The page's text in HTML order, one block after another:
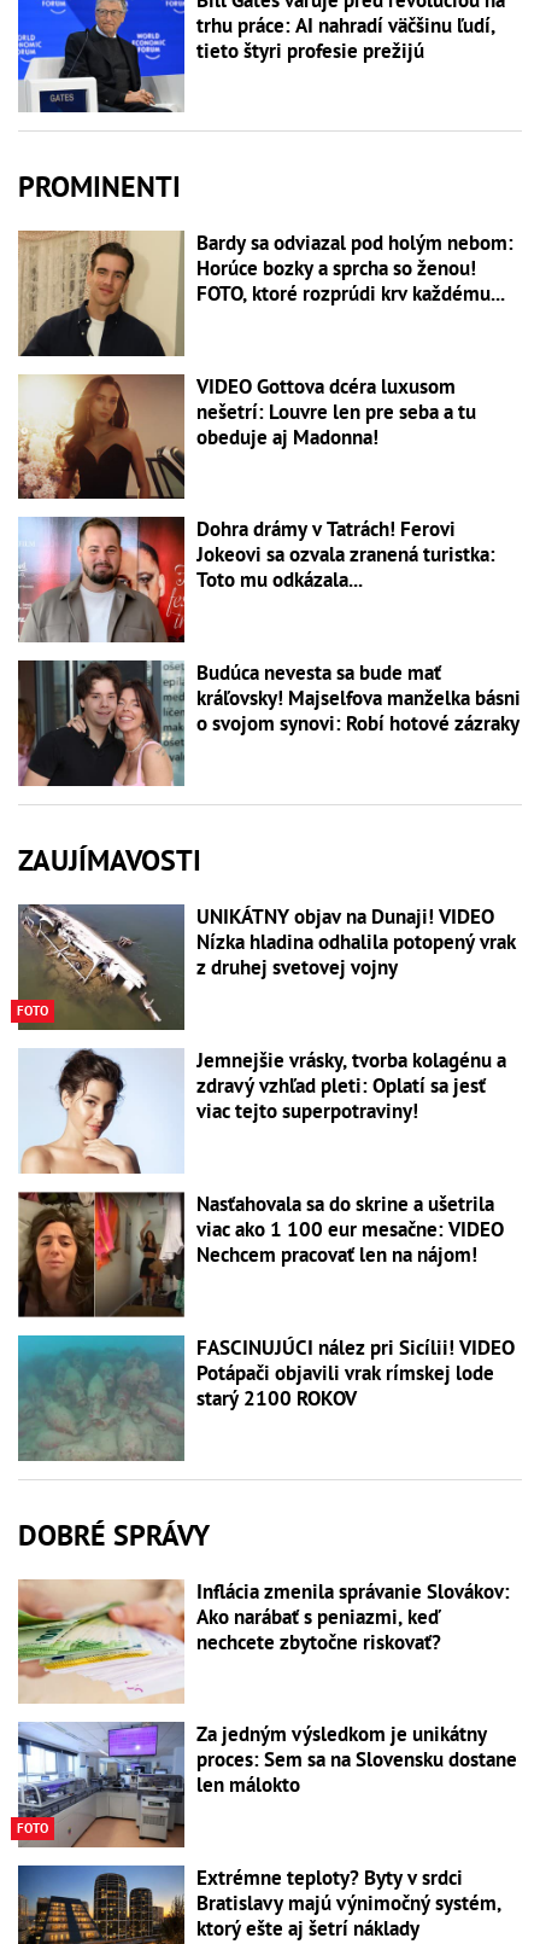
trhu práce: AI nahradí väčšinu ľudí,
tieto štyri profesie prežijú
PROMINENTI
Bardy sa odviazal pod holým nebom:
Horúce bozky a sprcha so ženou!
FOTO, ktoré rozprúdi krv každému...
VIDEO Gottova dcéra luxusom
nešetrí: Louvre len pre seba a tu
obeduje aj Madonna!
Dohra drámy v Tatrách! Ferovi
Jokeovi sa ozvala zranená turistka:
Toto mu odkázala...
Budúca nevesta sa bude mať
kráľovsky! Majselfova manželka básni
o svojom synovi: Robí hotové zázraky
ZAUJÍMAVOSTI
FOTO
UNIKÁTNY objav na Dunaji! VIDEO
Nízka hladina odhalila potopený vrak
z druhej svetovej vojny
Jemnejšie vrásky, tvorba kolagénu a
zdravý vzhľad pleti: Oplatí sa jesť
viac tejto superpotraviny!
Nasťahovala sa do skrine a ušetrila
viac ako 1 100 eur mesačne: VIDEO
Nechcem pracovať len na nájom!
FASCINUJÚCI nález pri Sicílii! VIDEO
Potápači objavili vrak rímskej lode
starý 2100 ROKOV
DOBRÉ SPRÁVY
Inflácia zmenila správanie Slovákov:
Ako narábať s peniazmi, keď
nechcete zbytočne riskovať?
FOTO
Za jedným výsledkom je unikátny
proces: Sem sa na Slovensku dostane
len málokto
Extrémne teploty? Byty v srdci
Bratislavy majú výnimočný systém,
ktorý ešte aj šetrí náklady